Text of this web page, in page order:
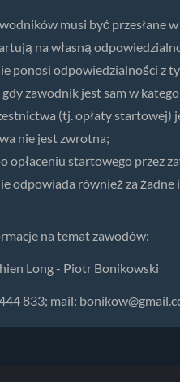
musi być przesłane
na własną
ponosi odpowiedzialności z
zawodnik jest sam w
(tj. opłaty
nie jest zwrotna;
opłaceniu startowego przez
odpowiada również za
na temat zawodów:
Long - Piotr Bonikowski
833; mail: